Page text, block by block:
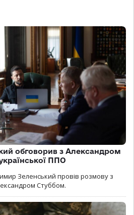
обговорив з Александром
ППО
Зеленський провів розмову з
Стуббом.